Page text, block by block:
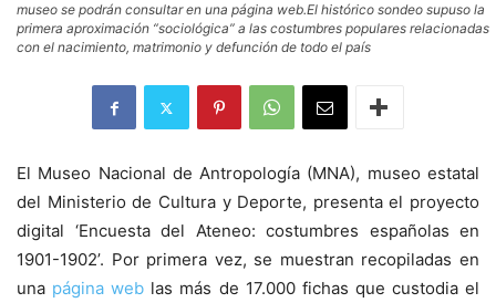
museo se podrán consultar en una página web.El histórico sondeo supuso la
primera aproximación “sociológica” a las costumbres populares relacionadas
con el nacimiento, matrimonio y defunción de todo el país
El Museo Nacional de Antropología (MNA), museo estatal
del Ministerio de Cultura y Deporte, presenta el proyecto
digital ‘Encuesta del Ateneo: costumbres españolas en
1901-1902’. Por primera vez, se muestran recopiladas en
una página web las más de 17.000 fichas que custodia el